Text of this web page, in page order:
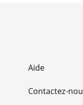
Aide
Contactez-